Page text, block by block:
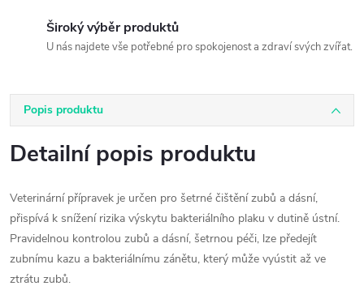
Široký výběr produktů
U nás najdete vše potřebné pro spokojenost a zdraví svých zvířat.
Popis produktu
Detailní popis produktu
Veterinární přípravek je určen pro šetrné čištění zubů a dásní,
přispívá k snížení rizika výskytu bakteriálního plaku v dutině ústní.
Pravidelnou kontrolou zubů a dásní, šetrnou péči, lze předejít
zubnímu kazu a bakteriálnímu zánětu, který může vyústit až ve
ztrátu zubů.